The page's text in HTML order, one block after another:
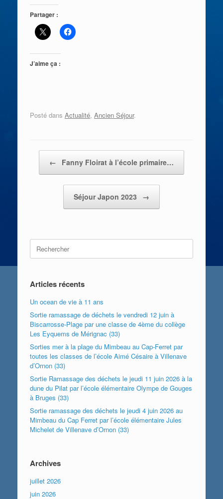
Partager :
J’aime ça :
Posté dans Actualité, Ancien Séjour.
← Fanny Floirat à l’école primaire…
Séjour Japon 2023 →
Search
for:
Articles récents
Un ocean de vie à 11 ans
Sortie ramassage de déchets le vendredi 12 juin à
Biscarrosse-Plage par une classe de 4ème du collège
Les Eyquems de Mérignac (33)
Sorties mer à la plage du Mimbeau au Cap-Ferret par
toutes les classes de l’école Aimé Césaire à Villenave
d’Ornon (33)
Sortie Ramassage des déchets le jeudi 11 juin 2026 à la
dune du Pilat par l’école élémentaire Olympe de Gouges
à Bruges (33)
Sortie ramassage des déchets le jeudi 4 juin 2026 au
Mimbeau du Cap Ferret par l’école élémentaire Jules
Michelet de Villenave d’Ornon (33)
Archives
juillet 2026
juin 2026